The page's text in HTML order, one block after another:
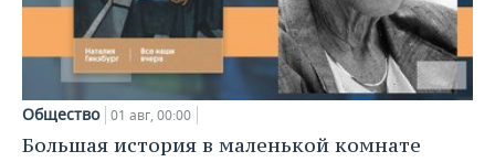
Общество 01 авг, 00:00
Большая история в маленькой комнате